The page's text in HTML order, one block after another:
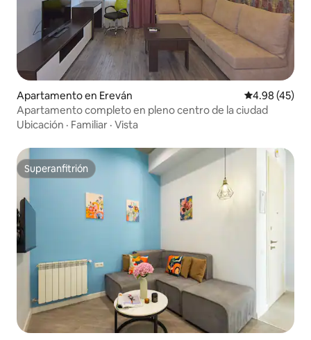
Apartamento en Ereván Calificación
4.98 (45)
Apartamento completo en pleno centro de la ciudad
Ubicación · Familiar · Vista
Superanfitrión
Superanfitrión